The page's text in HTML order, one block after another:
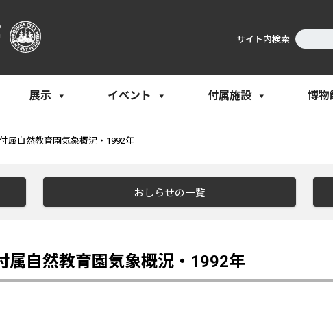
サイト内検索
展示 イベント 付属施設 博物
属自然教育園気象概況・1992年
おしらせの一覧
属自然教育園気象概況・1992年